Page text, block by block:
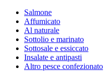
Salmone
Affumicato
Al naturale
Sottolio e marinato
Sottosale e essiccato
Insalate e antipasti
Altro pesce confezionato